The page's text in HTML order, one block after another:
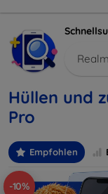
Hüllen und
Pro
Empfohlen
-10%